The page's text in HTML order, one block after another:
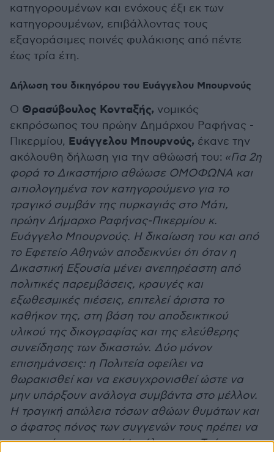
κατηγορουμένων και ενόχους έξι εκ των
κατηγορουμένων, επιβάλλοντας τους
εξαγοράσιμες ποινές φυλάκισης από πέντε
έως τρία έτη.
Δήλωση του δικηγόρου του Ευάγγελου Μπουρνούς
Ο Θρασύβουλος Κονταξής, νομικός
εκπρόσωπος του πρώην Δημάρχου Ραφήνας -
Πικερμίου, Ευάγγελου Μπουρνούς, έκανε την
ακόλουθη δήλωση για την αθώωσή του: «Για 2η
φορά το Δικαστήριο αθώωσε ΟΜΟΦΩΝΑ και
αιτιολογημένα τον κατηγορούμενο για το
τραγικό συμβάν της πυρκαγιάς στο Μάτι,
πρώην Δήμαρχο Ραφήνας-Πικερμίου κ.
Ευάγγελο Μπουρνούς. Η δικαίωση του και από
το Εφετείο Αθηνών αποδεικνύει ότι όταν η
Δικαστική Εξουσία μένει ανεπηρέαστη από
πολιτικές παρεμβάσεις, κραυγές και
εξωθεσμικές πιέσεις, επιτελεί άριστα το
καθήκον της, στη βάση του αποδεικτικού
υλικού της δικογραφίας και της ελεύθερης
συνείδησης των δικαστών. Δύο μόνον
επισημάνσεις: η Πολιτεία οφείλει να
θωρακισθεί και να εκσυγχρονισθεί ώστε να
μην υπάρξουν ανάλογα συμβάντα στο μέλλον.
Η τραγική απώλεια τόσων αθώων θυμάτων και
ο άφατος πόνος των συγγενών τους πρέπει να
παραμείνουν στη σκέψη όλων μας. Τούτες οι